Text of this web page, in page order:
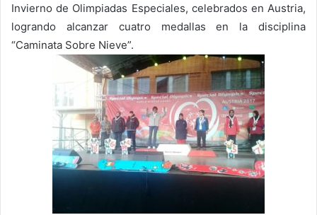
Invierno de Olimpiadas Especiales, celebrados en Austria,
logrando alcanzar cuatro medallas en la disciplina
“Caminata Sobre Nieve”.